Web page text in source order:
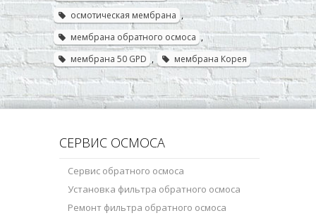
осмотическая мембрана ,
мембрана обратного осмоса ,
мембрана 50 GPD , мембрана Корея
СЕРВИС ОСМОСА
Сервис обратного осмоса
Установка фильтра обратного осмоса
Ремонт фильтра обратного осмоса